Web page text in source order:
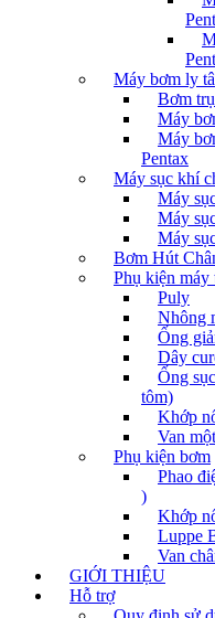
Máy bơm ly
Bơm
Máy
Máy
Pentax
Máy sục khí
Máy
Máy
Máy
Bơm Hút
Phụ kiện
Puly
Nhông
Ống
Dây
Ống
tôm)
Khớp
Van
Phụ kiện bơm
Phao
)
Khớp
Luppe
Van
GIỚI THIỆU
Hỗ trợ